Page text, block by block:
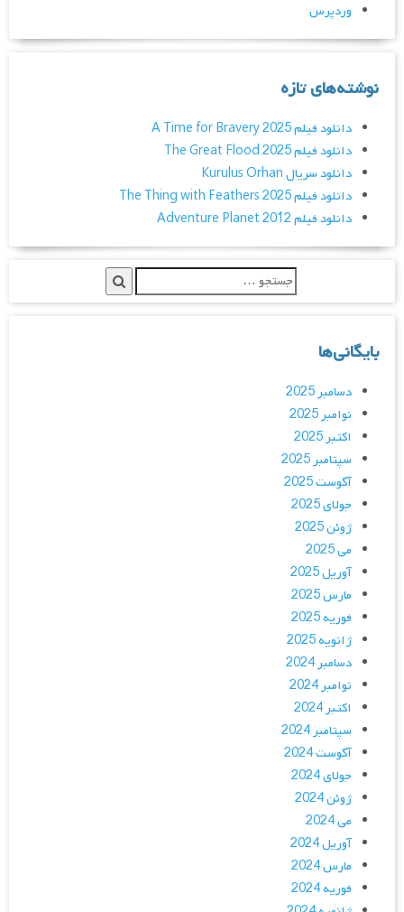
وردپرس
نوشته‌های تازه
دانلود فیلم A Time for Bravery 2025
دانلود فیلم The Great Flood 2025
دانلود سریال Kurulus Orhan
دانلود فیلم The Thing with Feathers 2025
دانلود فیلم Adventure Planet 2012
بایگانی‌ها
دسامبر 2025
نوامبر 2025
اکتبر 2025
سپتامبر 2025
آگوست 2025
جولای 2025
ژوئن 2025
می 2025
آوریل 2025
مارس 2025
فوریه 2025
ژانویه 2025
دسامبر 2024
نوامبر 2024
اکتبر 2024
سپتامبر 2024
آگوست 2024
جولای 2024
ژوئن 2024
می 2024
آوریل 2024
مارس 2024
فوریه 2024